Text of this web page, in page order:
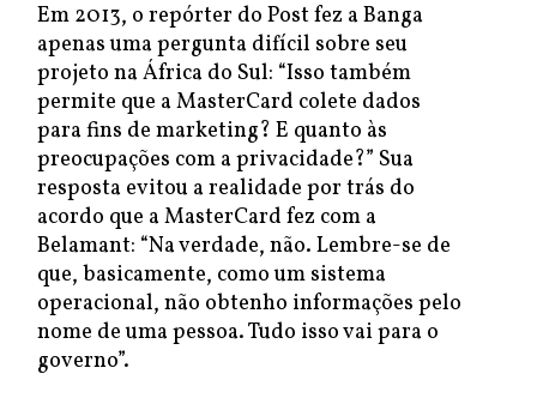
Em 2013, o repórter do Post fez a Banga
apenas uma pergunta difícil sobre seu
projeto na África do Sul: “Isso também
permite que a MasterCard colete dados
para fins de marketing? E quanto às
preocupações com a privacidade?” Sua
resposta evitou a realidade por trás do
acordo que a MasterCard fez com a
Belamant: “Na verdade, não. Lembre-se de
que, basicamente, como um sistema
operacional, não obtenho informações pelo
nome de uma pessoa. Tudo isso vai para o
governo”.